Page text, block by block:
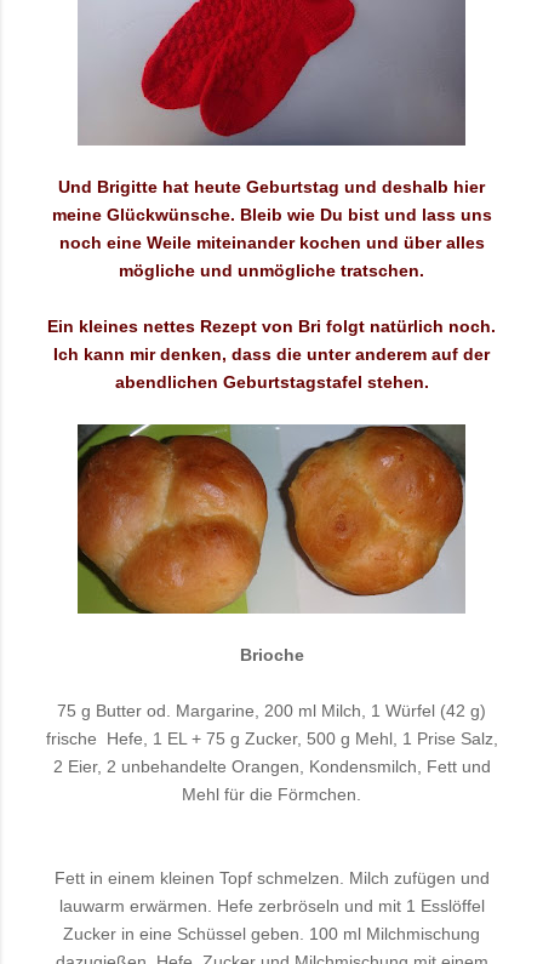
Und Brigitte hat heute Geburtstag und deshalb hier
meine Glückwünsche. Bleib wie Du bist und lass uns
noch eine Weile miteinander kochen und über alles
mögliche und unmögliche tratschen.
Ein kleines nettes Rezept von Bri folgt natürlich noch.
Ich kann mir denken, dass die unter anderem auf der
abendlichen Geburtstagstafel stehen.
Brioche
75 g Butter od. Margarine, 200 ml Milch, 1 Würfel (42 g)
frische
Hefe, 1 EL + 75 g Zucker, 500 g Mehl, 1 Prise Salz,
2 Eier, 2 unbehandelte Orangen, Kondensmilch, Fett und
Mehl für die Förmchen.
Fett in einem kleinen Topf schmelzen. Milch zufügen und
lauwarm erwärmen. Hefe zerbröseln und mit 1 Esslöffel
Zucker in eine Schüssel geben. 100 ml Milchmischung